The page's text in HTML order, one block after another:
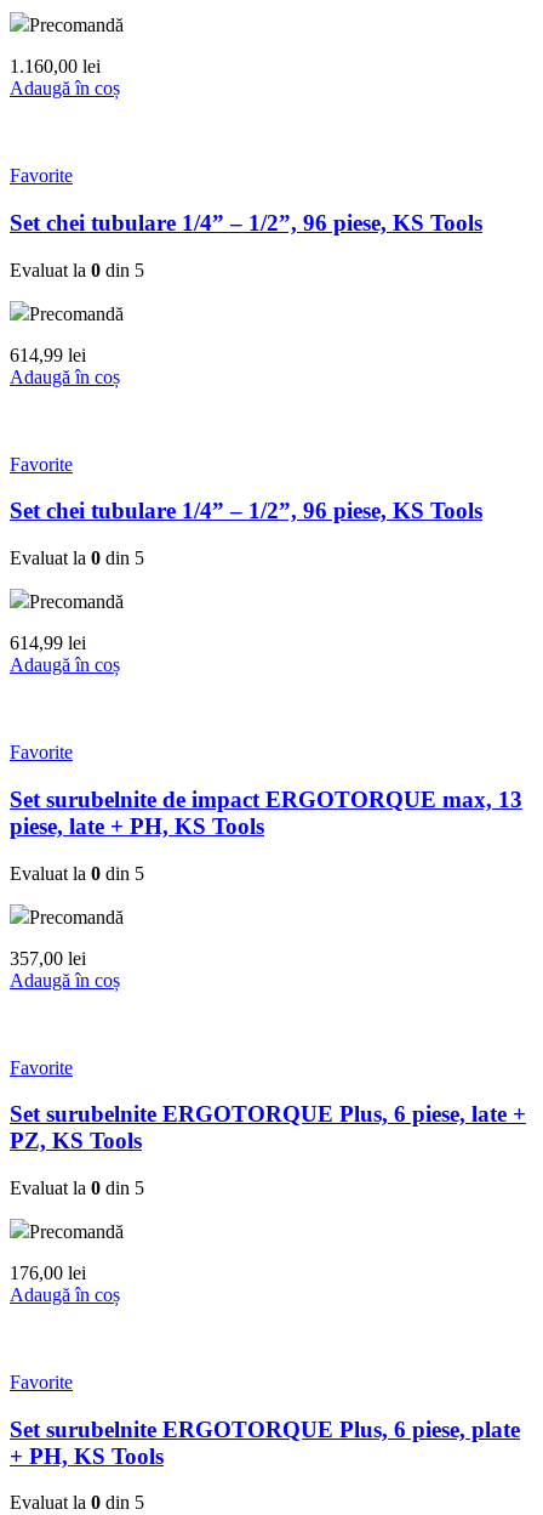
Precomandă
1.160,00 lei
Adaugă în coș
Favorite
Set chei tubulare 1/4” – 1/2”, 96 piese, KS Tools
Evaluat la 0 din 5
Precomandă
614,99 lei
Adaugă în coș
Favorite
Set chei tubulare 1/4” – 1/2”, 96 piese, KS Tools
Evaluat la 0 din 5
Precomandă
614,99 lei
Adaugă în coș
Favorite
Set surubelnite de impact ERGOTORQUE max, 13
piese, late + PH, KS Tools
Evaluat la 0 din 5
Precomandă
357,00 lei
Adaugă în coș
Favorite
Set surubelnite ERGOTORQUE Plus, 6 piese, late +
PZ, KS Tools
Evaluat la 0 din 5
Precomandă
176,00 lei
Adaugă în coș
Favorite
Set surubelnite ERGOTORQUE Plus, 6 piese, plate
+ PH, KS Tools
Evaluat la 0 din 5